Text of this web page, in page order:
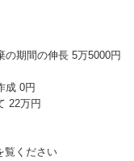
の期間の伸長 5万5000円
成 0円
22万円
覧ください